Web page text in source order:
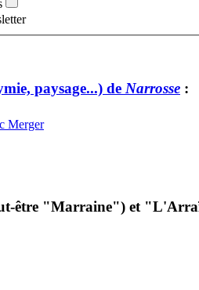
paysage...) de Narrosse :
Merger
être "Marraine") et